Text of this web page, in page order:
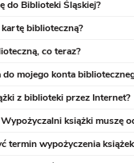
do Biblioteki Śląskiej?
biblioteczną?
co teraz?
do mojego konta
z biblioteki przez Internet?
książki muszę
termin wypożyczenia